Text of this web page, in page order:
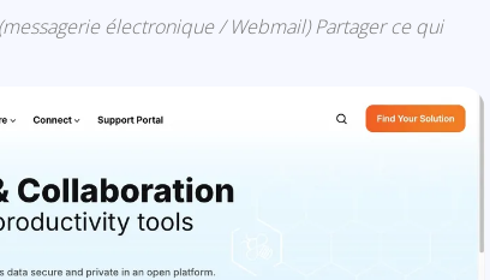
électronique / Webmail) Partager ce qui